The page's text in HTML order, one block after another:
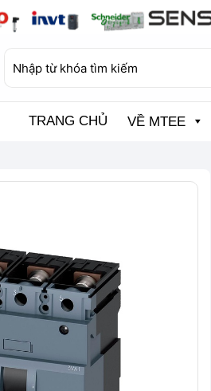
kiếm:
TRANG CHỦ VỀ MTEE